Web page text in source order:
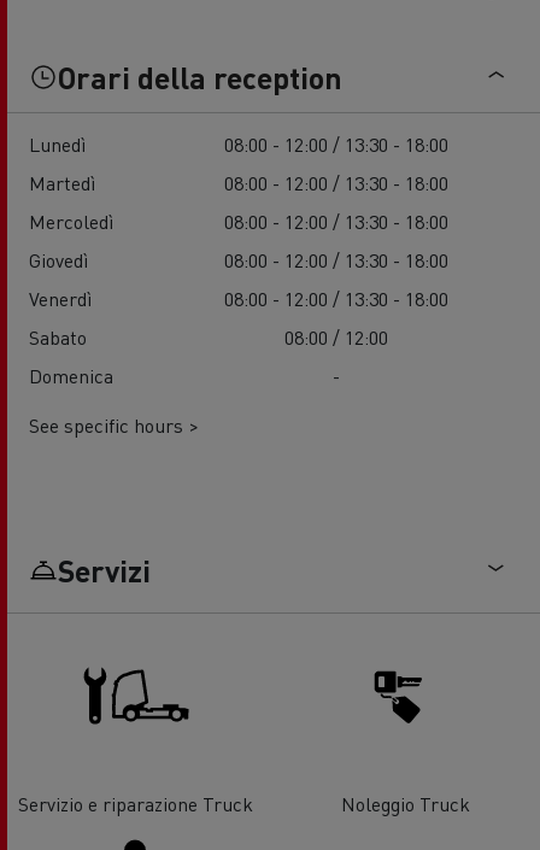
Orari della reception
Lunedì
08:00 - 12:00 / 13:30 - 18:00
Martedì
08:00 - 12:00 / 13:30 - 18:00
Mercoledì
08:00 - 12:00 / 13:30 - 18:00
Giovedì
08:00 - 12:00 / 13:30 - 18:00
Venerdì
08:00 - 12:00 / 13:30 - 18:00
Sabato
08:00 / 12:00
Domenica
-
See specific hours >
Servizi
Servizio e riparazione Truck Noleggio Truck